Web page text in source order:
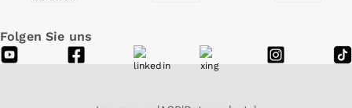
Folgen Sie uns